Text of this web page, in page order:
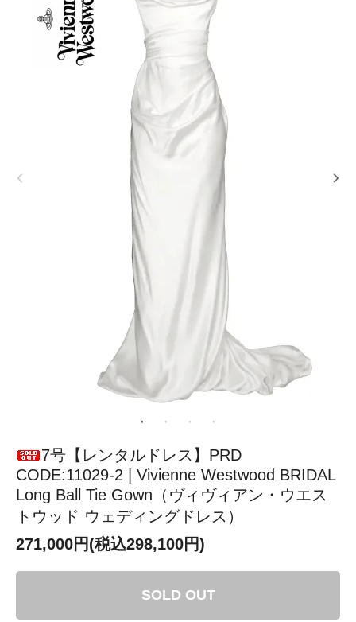
7号【レンタルドレス】PRD
CODE:11029-2 | Vivienne Westwood BRIDAL
Long Ball Tie Gown（ヴィヴィアン・ウエス
トウッド ウェディングドレス）
271,000円(税込298,100円)
SOLD OUT